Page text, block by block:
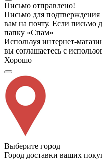
Письмо отправлено!
Письмо для
вам на почту. Если письмо
папку «Спам»
Используя интернет-
вы соглашаетесь с
Хорошо
Выберите город
Город доставки ваших